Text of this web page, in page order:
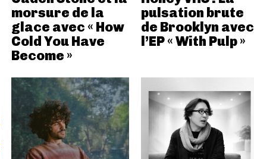
morsure de la
glace avec « How
Cold You Have
Become »
pulsation brute
de Brooklyn avec
l’EP « With Pulp »